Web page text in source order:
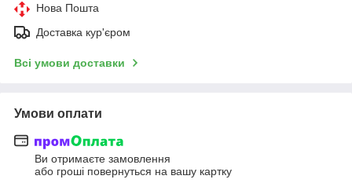
Нова Пошта
Доставка кур'єром
Всі умови доставки
Умови оплати
Ви отримаєте замовлення
або гроші повернуться на вашу картку